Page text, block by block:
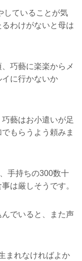
していることが気
わけがないと母は
巧藝に楽楽からメ
に行かないか
藝はお小遣いが足
もらうよう頼みま
手持ちの300数十
は厳しそうです。
でいると、また声
まれなければよか